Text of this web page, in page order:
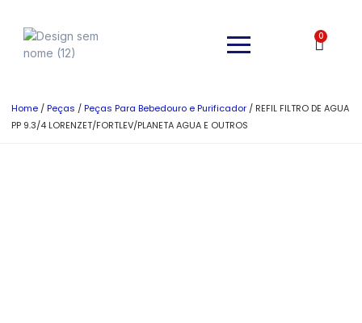
0
Home /Peças /Peças Para Bebedouro e Purificador / REFIL FILTRO DE AGUA
PP 9.3/4 LORENZET/FORTLEV/PLANETA AGUA E OUTROS